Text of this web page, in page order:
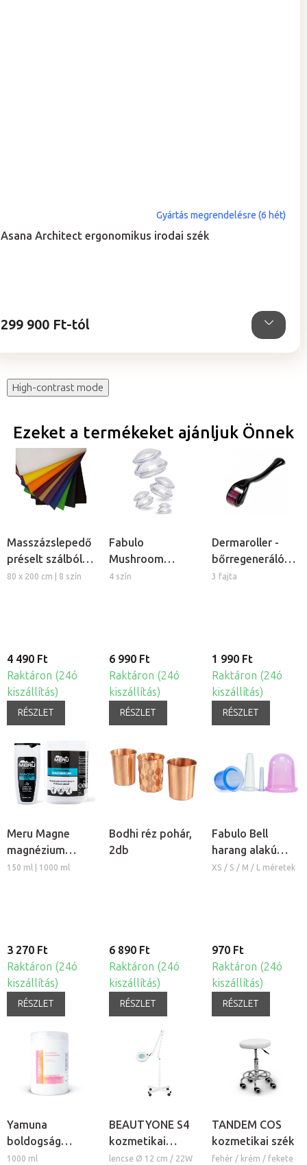
Asana Architect ergonomikus irodai szék
Gyártás megrendelésre (6 hét)
299 900 Ft-tól
High-contrast mode
Ezeket a termékeket ajánljuk Önnek
Masszázslepedő
préselt szálból,
5db
80 x 200 cm | 8 szín
4 490 Ft
Raktáron (24ó
kiszállítás)
RÉSZLET
Fabulo
Mushroom
gomba alakú
4 szín
6 990 Ft
Raktáron (24ó
kiszállítás)
RÉSZLET
Dermaroller -
bőrregeneráló
tűs henger
3 fajta
1 990 Ft
Raktáron (24ó
kiszállítás)
RÉSZLET
Meru Magne
magnézium
masszázs krém
150 ml | 1000 ml
3 270 Ft
Raktáron (24ó
kiszállítás)
RÉSZLET
Bodhi réz pohár,
2db
6 890 Ft
Raktáron (24ó
kiszállítás)
RÉSZLET
Fabulo Bell
harang alakú
szilikon köpöly
XS / S / M / L méretek
970 Ft
Raktáron (24ó
kiszállítás)
RÉSZLET
Yamuna
boldogság
masszázskrém
1000 ml
BEAUTYONE S4
kozmetikai
lámpa nagyítóval
lencse Ø 12 cm / 22W
TANDEM COS
kozmetikai szék
fehér / krém / fekete